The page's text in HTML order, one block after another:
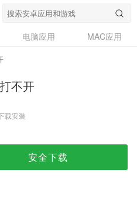
电脑应用
MAC应用
不开
载安装
安全下载